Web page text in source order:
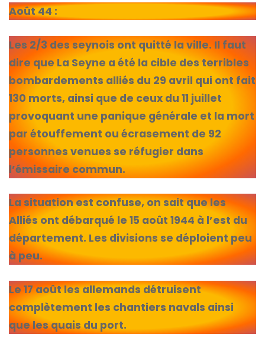
Août 44 :
Les 2/3 des seynois ont quitté la ville. Il faut
dire que La Seyne a été la cible des terribles
bombardements alliés du 29 avril qui ont fait
130 morts, ainsi que de ceux du 11 juillet
provoquant une panique générale et la mort
par étouffement ou écrasement de 92
personnes venues se réfugier dans
l’émissaire commun.
La situation est confuse, on sait que les
Alliés ont débarqué le 15 août 1944 à l’est du
département. Les divisions se déploient peu
à peu.
Le 17 août les allemands détruisent
complètement les chantiers navals ainsi
que les quais du port.